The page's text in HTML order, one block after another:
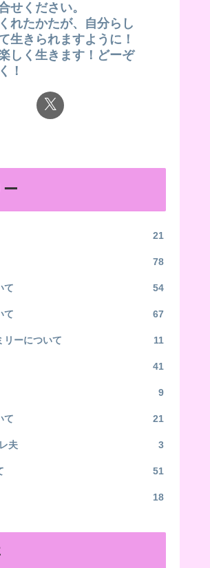
せください。
れたかたが、自分らし
生きられますように！
しく生きます！どーぞ
！
21
78
て 54
て 67
リーについて 11
41
9
て 21
夫 3
51
18